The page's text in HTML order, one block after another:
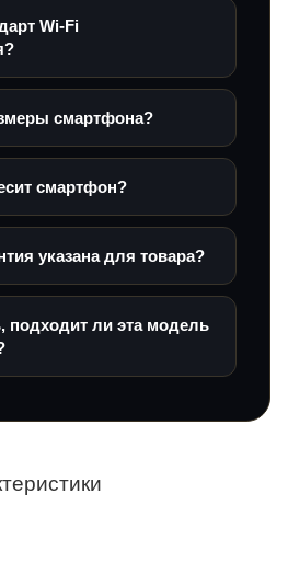
Wi‑Fi
смартфона?
смартфон?
указана для товара?
подходит ли эта модель